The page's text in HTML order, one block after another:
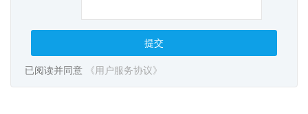
提交
已阅读并同意 《用户服务协议》